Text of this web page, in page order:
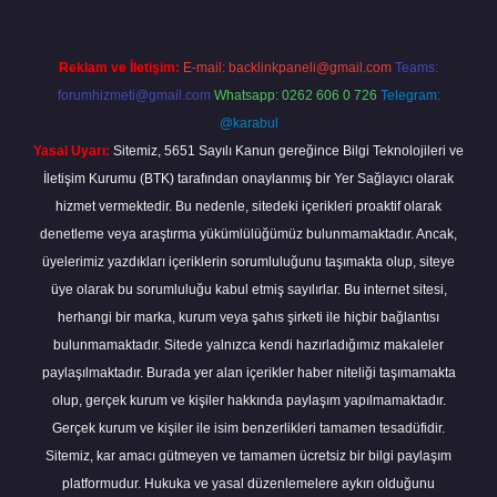
Reklam ve İletişim: E-mail: backlinkpaneli@gmail.com Teams:
forumhizmeti@gmail.com Whatsapp: 0262 606 0 726 Telegram:
@karabul
Yasal Uyarı: Sitemiz, 5651 Sayılı Kanun gereğince Bilgi Teknolojileri ve
İletişim Kurumu (BTK) tarafından onaylanmış bir Yer Sağlayıcı olarak
hizmet vermektedir. Bu nedenle, sitedeki içerikleri proaktif olarak
denetleme veya araştırma yükümlülüğümüz bulunmamaktadır. Ancak,
üyelerimiz yazdıkları içeriklerin sorumluluğunu taşımakta olup, siteye
üye olarak bu sorumluluğu kabul etmiş sayılırlar. Bu internet sitesi,
herhangi bir marka, kurum veya şahıs şirketi ile hiçbir bağlantısı
bulunmamaktadır. Sitede yalnızca kendi hazırladığımız makaleler
paylaşılmaktadır. Burada yer alan içerikler haber niteliği taşımamakta
olup, gerçek kurum ve kişiler hakkında paylaşım yapılmamaktadır.
Gerçek kurum ve kişiler ile isim benzerlikleri tamamen tesadüfidir.
Sitemiz, kar amacı gütmeyen ve tamamen ücretsiz bir bilgi paylaşım
platformudur. Hukuka ve yasal düzenlemelere aykırı olduğunu